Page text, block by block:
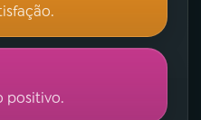
positivo.